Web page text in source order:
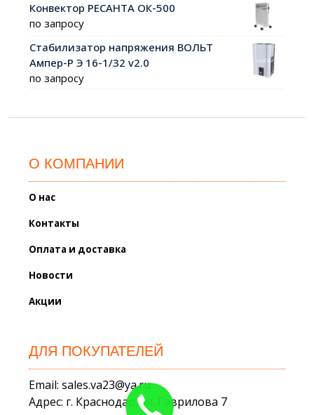
Конвектор РЕСАНТА ОК-500
по запросу
Стабилизатор напряжения ВОЛЬТ
Ампер-Р Э 16-1/32 v2.0
по запросу
О КОМПАНИИ
О нас
Контакты
Оплата и доставка
Новости
Акции
ДЛЯ ПОКУПАТЕЛЕЙ
Email: sales.va23@ya.ru
Адрес: г. Краснодар, ул. Гаврилова 7